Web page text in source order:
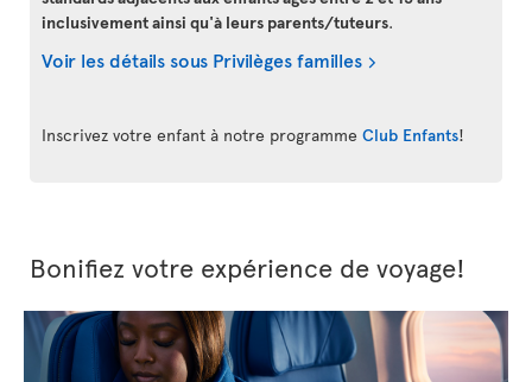
inclusivement ainsi qu'à leurs parents/tuteurs.
Voir les détails sous Privilèges familles
Inscrivez votre enfant à notre programme Club Enfants!
Bonifiez votre expérience de voyage!